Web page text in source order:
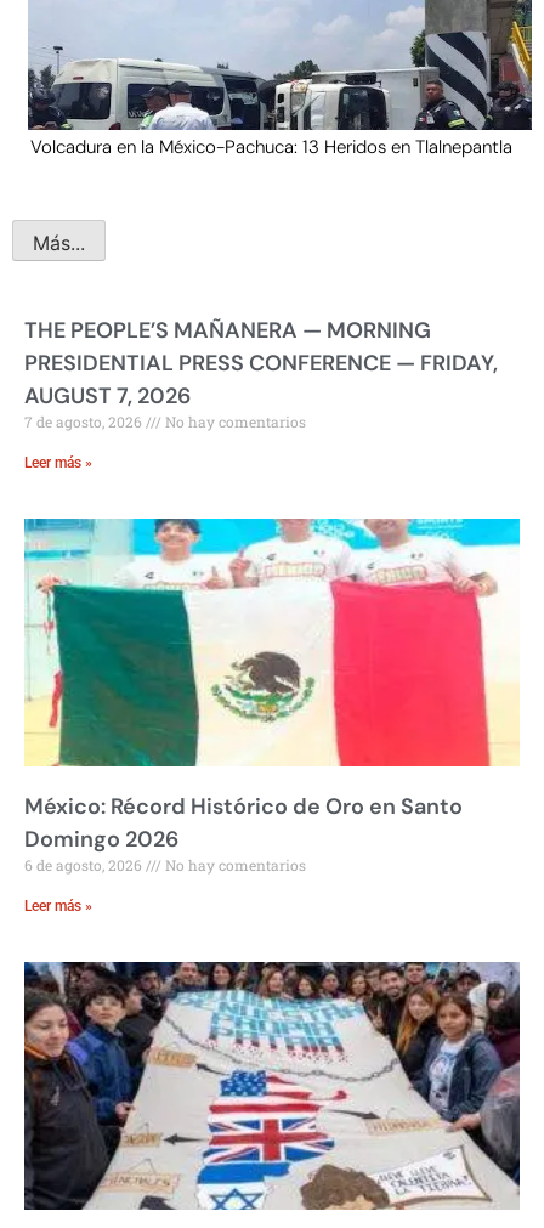
Volcadura en la México-Pachuca: 13 Heridos en Tlalnepantla
Más...
THE PEOPLE’S MAÑANERA — MORNING
PRESIDENTIAL PRESS CONFERENCE — FRIDAY,
AUGUST 7, 2026
7 de agosto, 2026 No hay comentarios
Leer más »
México: Récord Histórico de Oro en Santo
Domingo 2026
6 de agosto, 2026 No hay comentarios
Leer más »